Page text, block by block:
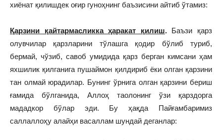
хиёнат қилишдек оғир гуноҳнинг баъзисини айтиб ўтамиз:
Қарзини қайтармасликка ҳаракат қилиш. Баъзи қарз
олувчилар қарзларини тўлашга қодир бўлиб туриб,
бермай, чўзиб, савоб умидида қарз берган кимсани ҳам
яхшилик қилганига пушаймон қилдириб ёки олган қарзини
тан олмай юрадилар. Бунинг ўрнига олган қарзини бериш
ғамида бўлганида, Аллоҳ таолонинг ўзи қарздорга
мададкор бўлар эди. Бу ҳақда Пайғамбаримиз
саллаллоҳу алайҳи васаллам шундай деганлар: